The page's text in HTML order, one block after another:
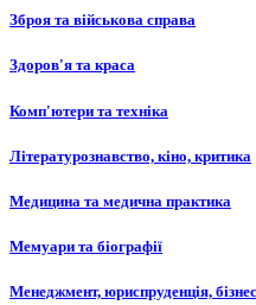
Зброя та військова справа
Здоров'я та краса
Комп'ютери та техніка
Літературознавство, кіно, критика
Медицина та медична практика
Мемуари та біографії
Менеджмент, юриспруденція, бізнес